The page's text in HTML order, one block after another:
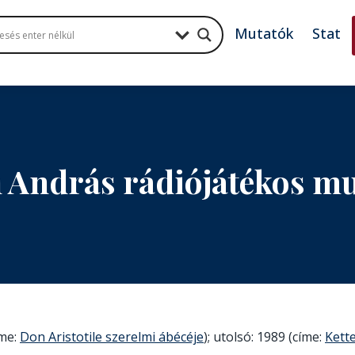
Mutatók Stat
András rádiójátékos
Don Aristotile szerelmi ábécéje); utolsó: 1989 (címe: